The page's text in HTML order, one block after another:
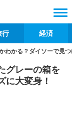
行 経済
わかる？ダイソーで見
グレーの箱を
に大変身！